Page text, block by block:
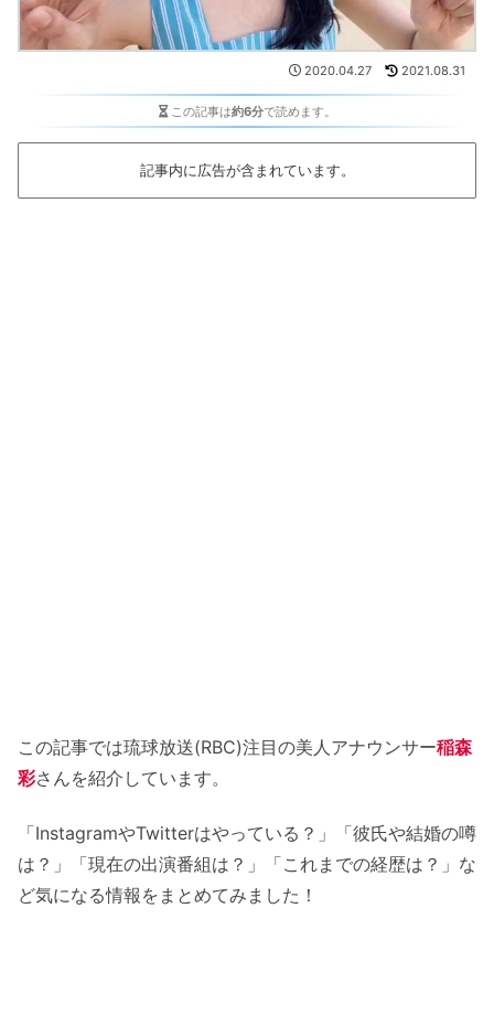
2020.04.27 2021.08.31
この記事は約6分で読めます。
記事内に広告が含まれています。
この記事では琉球放送(RBC)注目の美人アナウンサー稲森
彩さんを紹介しています。
「InstagramやTwitterはやっている？」「彼氏や結婚の噂
は？」「現在の出演番組は？」「これまでの経歴は？」な
ど気になる情報をまとめてみました！